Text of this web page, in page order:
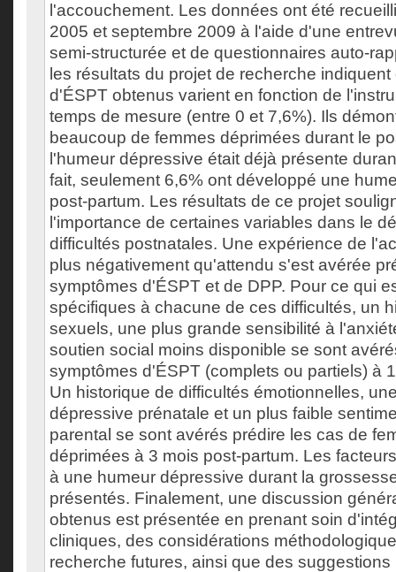
l'accouchement. Les données ont été
2005 et septembre 2009 à l'aide d'une
semi-structurée et de questionnaires auto-
les résultats du projet de recherche
d'ÉSPT obtenus varient en fonction de
temps de mesure (entre 0 et 7,6%). Ils
beaucoup de femmes déprimées durant le
l'humeur dépressive était déjà présente
fait, seulement 6,6% ont développé une
post-partum. Les résultats de ce projet
l'importance de certaines variables dans le
difficultés postnatales. Une expérience de
plus négativement qu'attendu s'est avérée
symptômes d'ÉSPT et de DPP. Pour ce qui
spécifiques à chacune de ces difficultés, un
sexuels, une plus grande sensibilité à
soutien social moins disponible se sont
symptômes d'ÉSPT (complets ou partiels) à
Un historique de difficultés émotionnelles,
dépressive prénatale et un plus faible
parental se sont avérés prédire les cas de
déprimées à 3 mois post-partum. Les
à une humeur dépressive durant la
présentés. Finalement, une discussion
obtenus est présentée en prenant soin
cliniques, des considérations
recherche futures, ainsi que des